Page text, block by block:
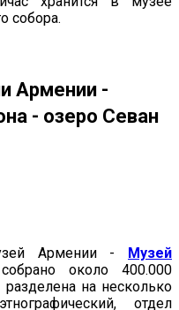
собора.
Армении -
- озеро Севан
Армении - Музей
около 400.000
на несколько
отдел